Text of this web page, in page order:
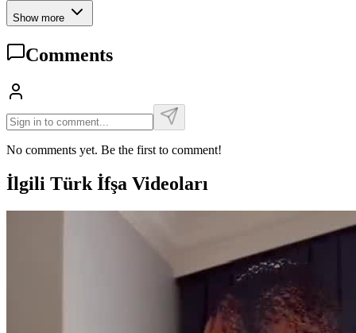
Show more
Comments
No comments yet. Be the first to comment!
İlgili Türk İfşa Videoları